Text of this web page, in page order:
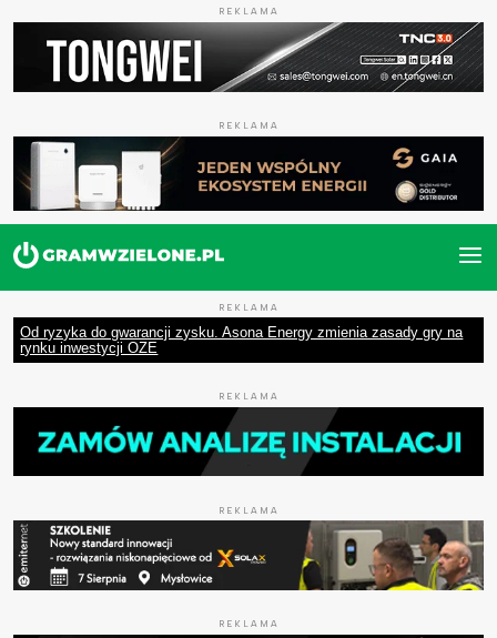
REKLAMA
REKLAMA
REKLAMA
Od ryzyka do gwarancji zysku. Asona Energy zmienia zasady gry na
rynku inwestycji OZE
REKLAMA
REKLAMA
REKLAMA